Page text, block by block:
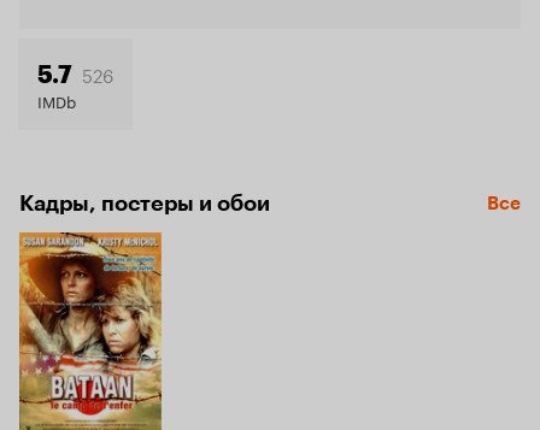
5.7 526
IMDb
Кадры, постеры и обои Все